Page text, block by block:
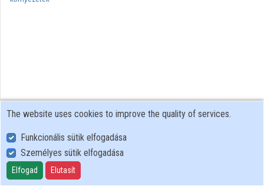
User Policy
Adatkezelési tájékoztató (en)
Cookie Policy
The website uses cookies to improve the quality of services.
Funkcionális sütik elfogadása
Személyes sütik elfogadása
Elfogad Elutasít